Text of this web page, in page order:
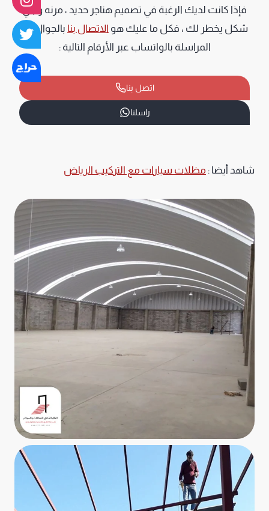
فإذا كانت لديك الرغبة في تصميم هناجر حديد ، مرنه و بأي
شكل يخطر لك ، فكل ما عليك هو الاتصال بنا بالجوال ، أو
المراسلة بالواتساب عبر الأرقام التالية :
اتصل بنا
راسلنا
شاهد أيضا : مظلات سيارات مع التركيب الرياض